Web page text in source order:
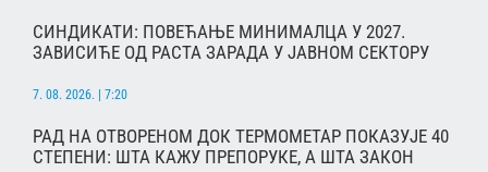
СИНДИКАТИ: ПОВЕЋАЊЕ МИНИМАЛЦА У 2027.
ЗАВИСИЋЕ ОД РАСТА ЗАРАДА У ЈАВНОМ СЕКТОРУ
7. 08. 2026. | 7:20
РАД НА ОТВОРЕНОМ ДОК ТЕРМОМЕТАР ПОКАЗУЈЕ 40
СТЕПЕНИ: ШТА КАЖУ ПРЕПОРУКЕ, А ШТА ЗАКОН